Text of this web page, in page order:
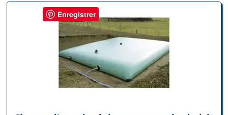
Enregistrer